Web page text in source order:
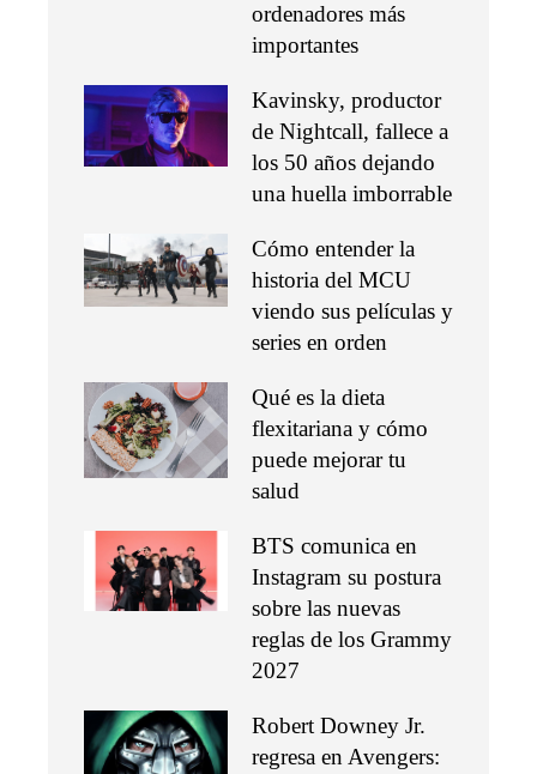
ordenadores más
importantes
Kavinsky, productor
de Nightcall, fallece a
los 50 años dejando
una huella imborrable
Cómo entender la
historia del MCU
viendo sus películas y
series en orden
Qué es la dieta
flexitariana y cómo
puede mejorar tu
salud
BTS comunica en
Instagram su postura
sobre las nuevas
reglas de los Grammy
2027
Robert Downey Jr.
regresa en Avengers: